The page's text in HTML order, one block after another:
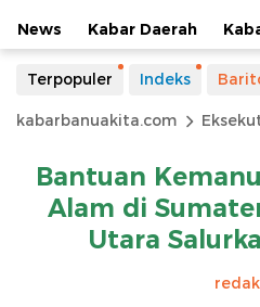
News Kabar Daerah
Terpopuler Indeks
kabarbanuakita.com
Bantuan
Alam di
Utara